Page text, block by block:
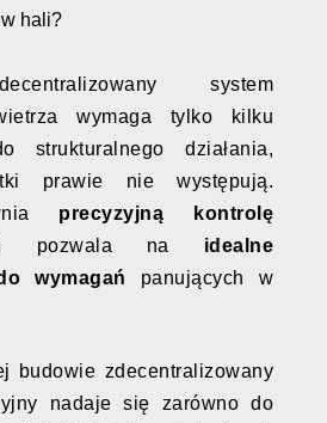
w hali?
system
wymaga tylko kilku
strukturalnego działania,
prawie nie występują.
precyzyjną kontrolę
na idealne
wymagań panujących w
budowie zdecentralizowany
nadaje się zarówno do